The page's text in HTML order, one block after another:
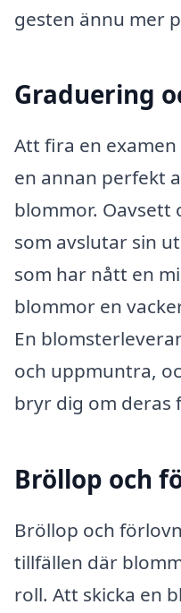
gesten ännu mer
Graduering
Att fira en
en annan perfekt
blommor. Oavsett
som avslutar sin
som har nått en
blommor en
En
och uppmuntra,
bryr dig om deras
Bröllop och
Bröllop och
tillfällen där
roll. Att skicka en